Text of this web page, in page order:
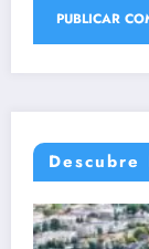
Descubre
TURISMO